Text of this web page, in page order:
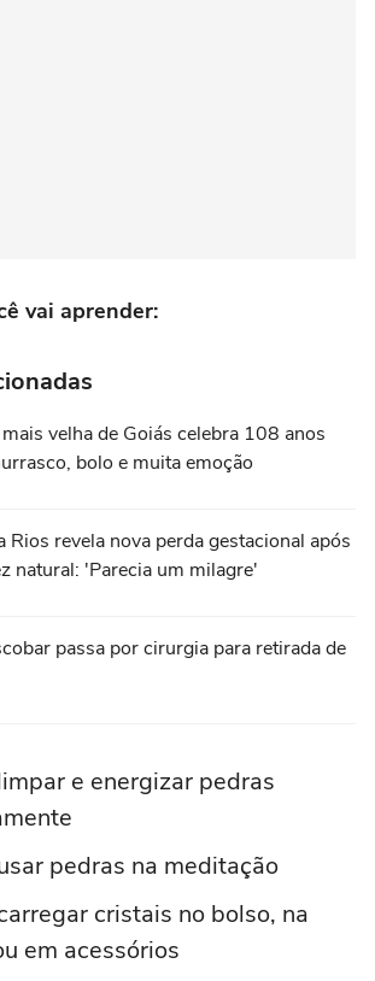
vai aprender:
velha de Goiás celebra 108 anos
bolo e muita emoção
Rios revela nova perda gestacional após
natural: 'Parecia um milagre'
passa por cirurgia para retirada de
e energizar pedras
pedras na meditação
cristais no bolso, na
em acessórios